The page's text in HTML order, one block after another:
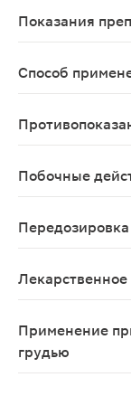
Показания
Способ
Побочные
Передозировка
Применение
грудью